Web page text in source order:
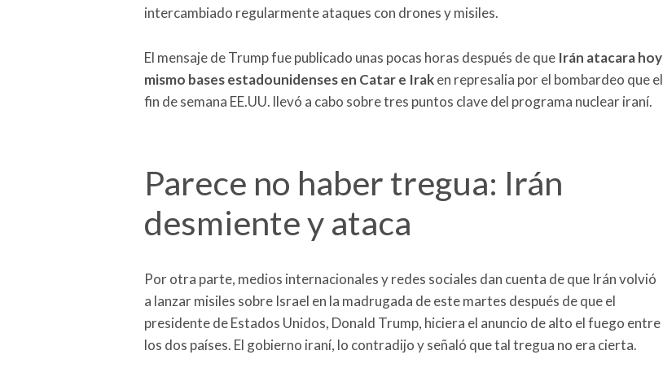
intercambiado regularmente ataques con drones y misiles.
El mensaje de Trump fue publicado unas pocas horas después de que Irán atacara hoy
mismo bases estadounidenses en Catar e Iraken represalia por el bombardeo que el
fin de semana EE.UU. llevó a cabo sobre tres puntos clave del programa nuclear iraní.
Parece no haber tregua: Irán
desmiente y ataca
Por otra parte, medios internacionales y redes sociales dan cuenta de que Irán volvió
a lanzar misiles sobre Israel en la madrugada de este martes después de que el
presidente de Estados Unidos, Donald Trump, hiciera el anuncio de alto el fuego entre
los dos países. El gobierno iraní, lo contradijo y señaló que tal tregua no era cierta.